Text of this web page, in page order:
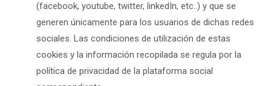
(facebook, youtube, twitter, linkedIn, etc..) y que se
generen únicamente para los usuarios de dichas redes
sociales. Las condiciones de utilización de estas
cookies y la información recopilada se regula por la
política de privacidad de la plataforma social